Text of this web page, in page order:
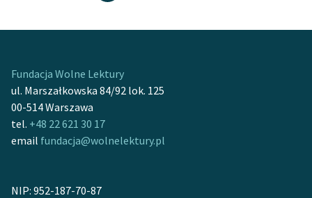
Fundacja Wolne Lektury
ul. Marszałkowska 84/92 lok. 125
00-514 Warszawa
tel. +48 22 621 30 17
email fundacja@wolnelektury.pl
NIP: 952-187-70-87